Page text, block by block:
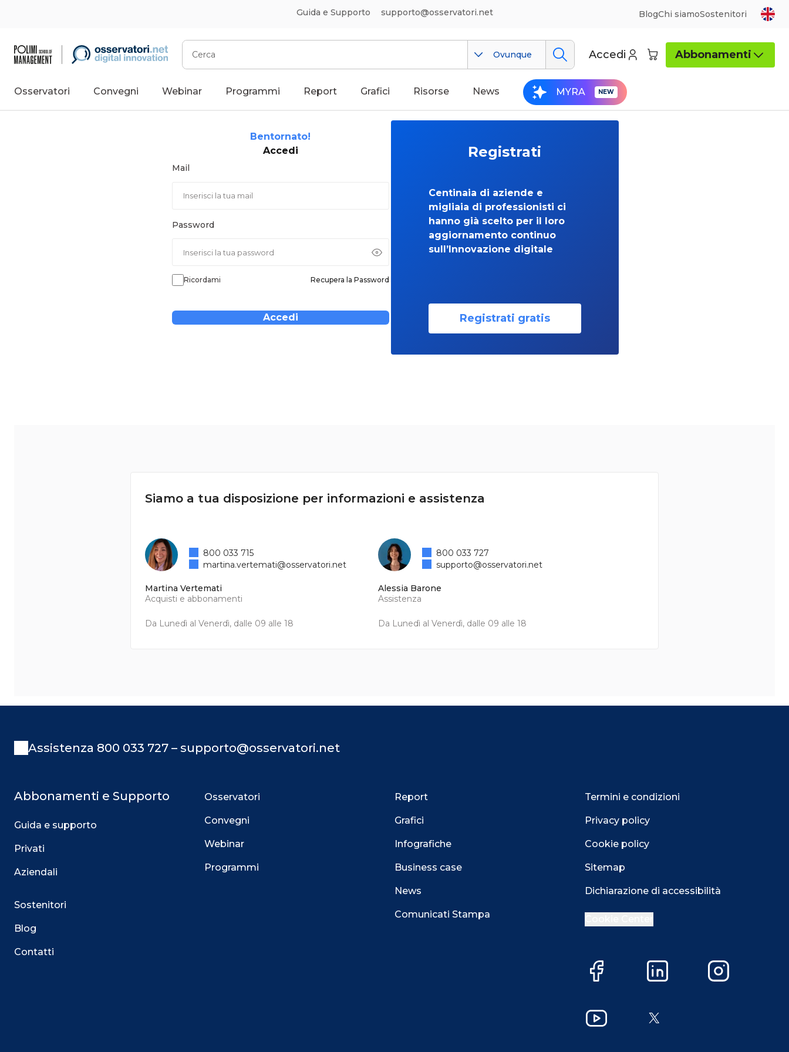
Guida e Supporto supporto@osservatori.net BlogChi siamoSostenitori
Cerca
Ovunque Accedi Abbonamenti
Osservatori Convegni Webinar Programmi Report Grafici Risorse News MYRA
Bentornato!
Accedi
Mail
Password
Ricordami Recupera la Password
Accedi
Registrati
Centinaia di aziende e
migliaia di professionisti ci
hanno già scelto per il loro
aggiornamento continuo
sull’Innovazione digitale
Registrati gratis
Siamo a tua disposizione per informazioni e assistenza
Martina Vertemati
Acquisti e abbonamenti
Da Lunedì al Venerdì, dalle 09 alle 18
800 033 715
martina.vertemati@osservatori.net
Alessia Barone
Assistenza
Da Lunedì al Venerdì, dalle 09 alle 18
800 033 727
supporto@osservatori.net
Assistenza 800 033 727 – supporto@osservatori.net
Abbonamenti e Supporto
Guida e supporto
Privati
Aziendali
Sostenitori
Blog
Contatti
Osservatori
Convegni
Webinar
Programmi
Report
Grafici
Infografiche
Business case
News
Comunicati Stampa
Termini e condizioni
Privacy policy
Cookie policy
Sitemap
Dichiarazione di accessibilità
Facebook LinkedIn Instagram
YouTube X
Accetta Più opzioni